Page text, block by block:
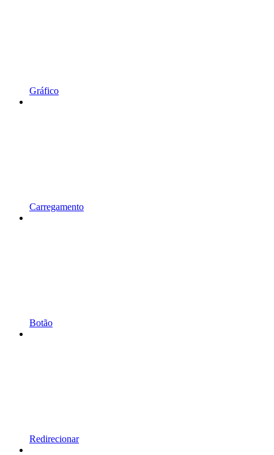
Gráfico
Carregamento
Botão
Redirecionar